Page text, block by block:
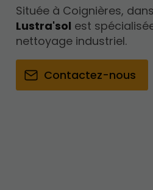
Située à Coignières,
Lustra'sol est
nettoyage industriel.
Contactez-nous